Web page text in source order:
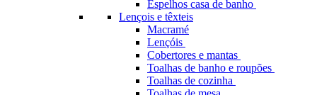
Espelhos casa de banho
Lençois e têxteis
Macramé
Lençóis
Cobertores e mantas
Toalhas de banho e roupões
Toalhas de cozinha